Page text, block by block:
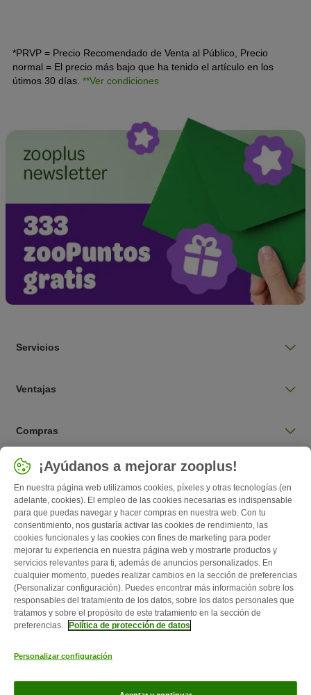
*PRVP = Precio Recomendado de Venta al Público, Precio
normal = El precio más bajo que ha tenido el artículo en los
útimos 30 días. **Ver condiciones
Servicios
Ventajas
Compras
Seleccionar país
España / ES
Follow zooplus
Quiénes somos Empleo
Contacto
Gastos de envío y plazo de entrega
Formas de pago
¡Ayúdanos a mejorar zooplus!
En nuestra página web utilizamos cookies, píxeles y otras tecnologías (en
adelante, cookies). El empleo de las cookies necesarias es indispensable
para que puedas navegar y hacer compras en nuestra web. Con tu
consentimiento, nos gustaría activar las cookies de rendimiento, las
cookies funcionales y las cookies con fines de marketing para poder
mejorar tu experiencia en nuestra página web y mostrarte productos y
servicios relevantes para ti, además de anuncios personalizados. En
cualquier momento, puedes realizar cambios en la sección de preferencias
(Personalizar configuración). Puedes encontrar más información sobre los
responsables del tratamiento de los datos, sobre los datos personales que
tratamos y sobre el propósito de este tratamiento en la sección de
preferencias.
Política de protección de datos
Personalizar configuración